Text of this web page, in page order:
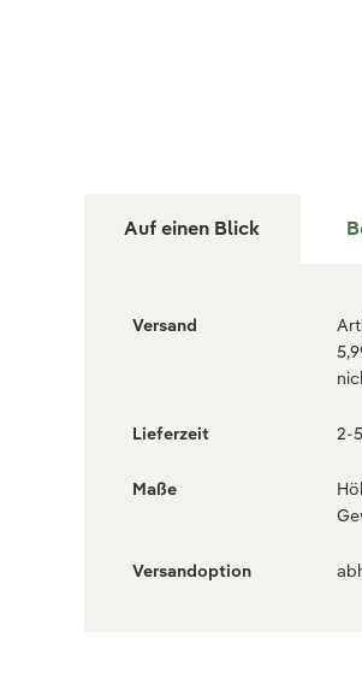
Auf einen Blick
Versand
Lieferzeit 2-
Maße
Versandoption